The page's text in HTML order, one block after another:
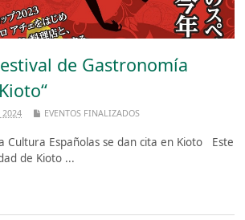
de Gastronomía
2024 EVENTOS FINALIZADOS
Cultura Españolas se dan cita en Kioto Este
de Kioto ...